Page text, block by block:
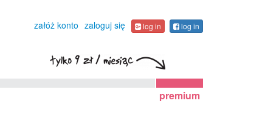
załóż konto zaloguj się log in log in
premium